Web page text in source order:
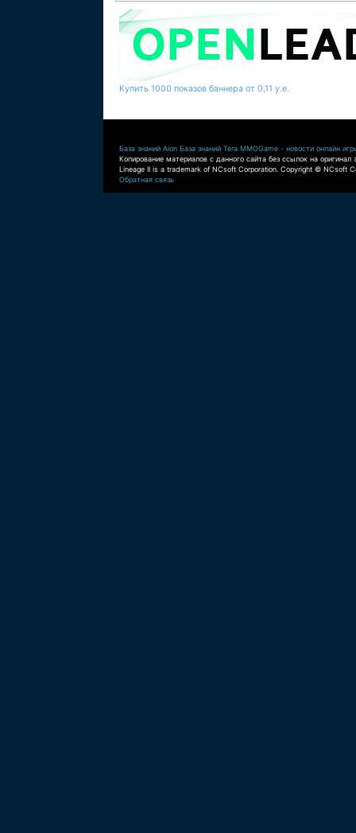
Купить 1000 показов баннера от 0,11 у.е.
База знаний Aion База знаний Tera MMOGame - новости онлайн
Копирование материалов с данного сайта без ссылок на оригинал
Lineage II is a trademark of NCsoft Corporation. Copyright © NCsoft
Обратная связь